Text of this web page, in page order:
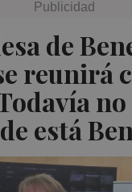
de
reunirá
no
está